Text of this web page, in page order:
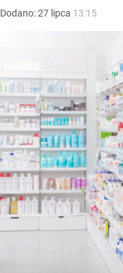
Dodano:27 lipca 13:15